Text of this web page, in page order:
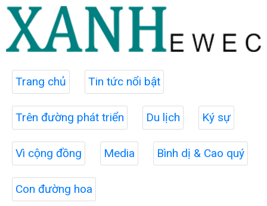
Trang chủ Tin tức nổi bật
Trên đường phát triển Du lịch Ký sự
Vì cộng đồng Media Bình dị & Cao quý
Con đường hoa